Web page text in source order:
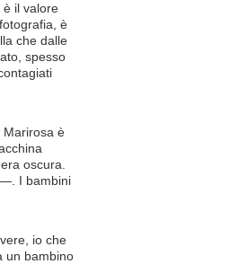
il valore
è
che dalle
spesso
Marirosa è
oscura.
I bambini
io che
un bambino